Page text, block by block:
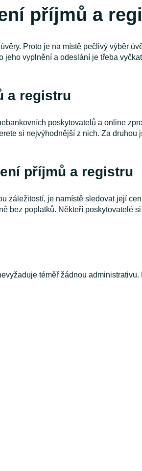
příjmů a
Proto je na místě pečlivý výběr
vyplnění a odeslání je třeba
a registru
poskytovatelů a online
si nejvýhodnější z nich. Za druhou
příjmů a registru
záležitostí, je namístě sledovat její
bez poplatků. Někteří poskytovatelé
téměř žádnou